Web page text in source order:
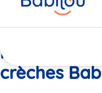
Les
possibilité
crèches